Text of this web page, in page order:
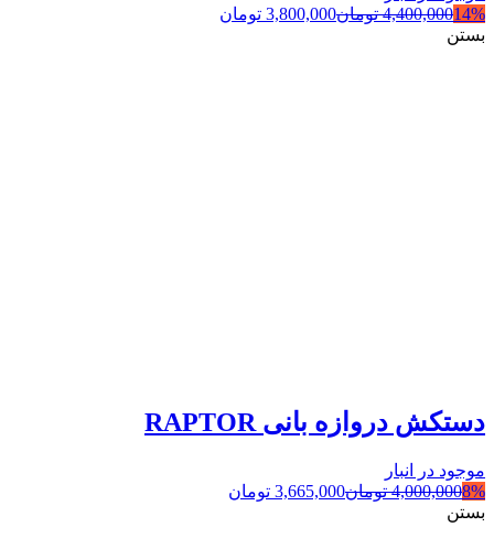
14%
4,400,000 تومان3,800,000 تومان
بستن
دستکش دروازه بانی RAPTOR
موجود در انبار
8%
4,000,000 تومان3,665,000 تومان
بستن